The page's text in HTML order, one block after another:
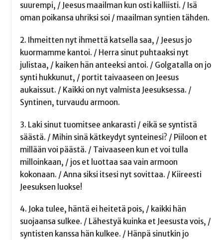
suurempi, / Jeesus maailman kun osti kalliisti. / Isä
oman poikansa uhriksi soi / maailman syntien tähden.
2. Ihmeitten nyt ihmettä katsella saa, / Jeesus jo
kuormamme kantoi. / Herra sinut puhtaaksi nyt
julistaa, / kaiken hän anteeksi antoi. / Golgatalla on jo
synti hukkunut, / portit taivaaseen on Jeesus
aukaissut. / Kaikki on nyt valmista Jeesuksessa. /
Syntinen, turvaudu armoon.
3. Laki sinut tuomitsee ankarasti / eikä se syntistä
säästä. / Mihin sinä kätkeydyt synteinesi? / Piiloon et
millään voi päästä. / Taivaaseen kun et voi tulla
milloinkaan, / jos et luottaa saa vain armoon
kokonaan. / Anna siksi itsesi nyt sovittaa. / Kiireesti
Jeesuksen luokse!
4. Joka tulee, häntä ei heitetä pois, / kaikki hän
suojaansa sulkee. / Lähestyä kuinka et Jeesusta vois, /
syntisten kanssa hän kulkee. / Hänpä sinutkin jo